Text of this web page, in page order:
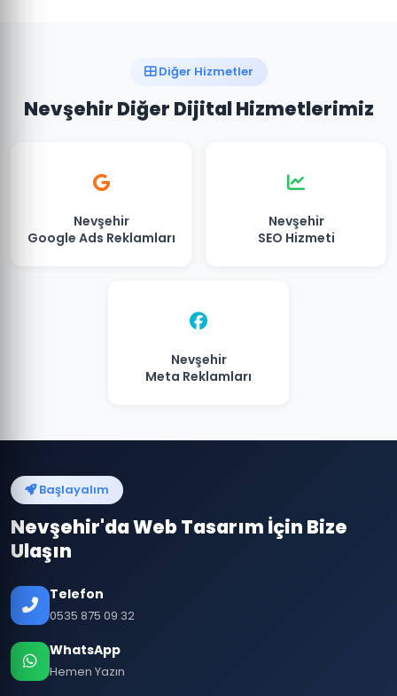
Diğer Hizmetler
Nevşehir Diğer Dijital Hizmetlerimiz
Nevşehir
Google Ads Reklamları
Nevşehir
SEO Hizmeti
Nevşehir
Meta Reklamları
Başlayalım
Nevşehir'da Web Tasarım İçin Bize
Ulaşın
Telefon
0535 875 09 32
WhatsApp
Hemen Yazın